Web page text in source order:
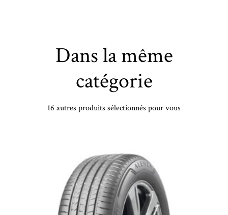
Dans la même
catégorie
16 autres produits sélectionnés pour vous